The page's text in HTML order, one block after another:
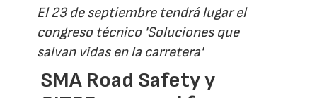
El 23 de septiembre tendrá lugar el
congreso técnico 'Soluciones que
salvan vidas en la carretera'
SMA Road Safety y